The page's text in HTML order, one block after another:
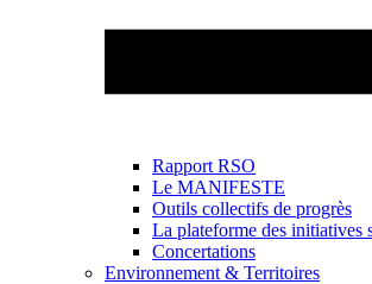
Rapport RSO
Le MANIFESTE
Outils collectifs de progrès
La plateforme des initiatives
Concertations
Environnement & Territoires